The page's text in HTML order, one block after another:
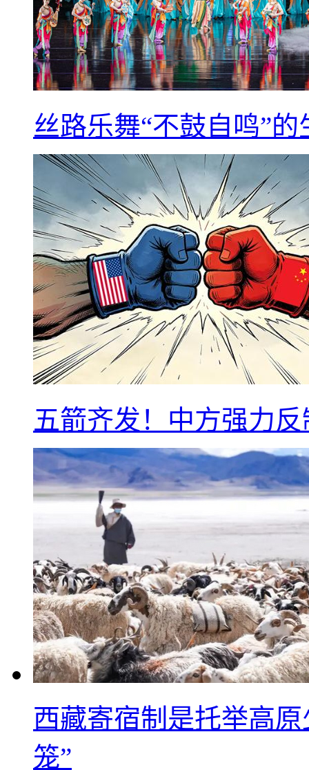
丝路乐舞“不鼓自鸣”
五箭齐发！中方强力
西藏寄宿制是托举高
笼”